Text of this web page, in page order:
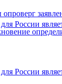
России
России